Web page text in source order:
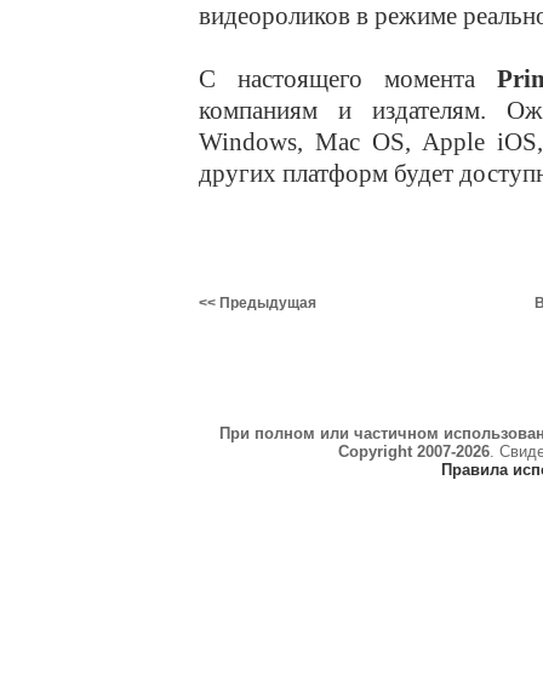
видеороликов в режиме
С настоящего момента
компаниям и издателям.
Windows, Mac OS, Apple
других платформ будет
<< Предыдущая
При полном или частичном
Copyright 2007-2026.
Правила